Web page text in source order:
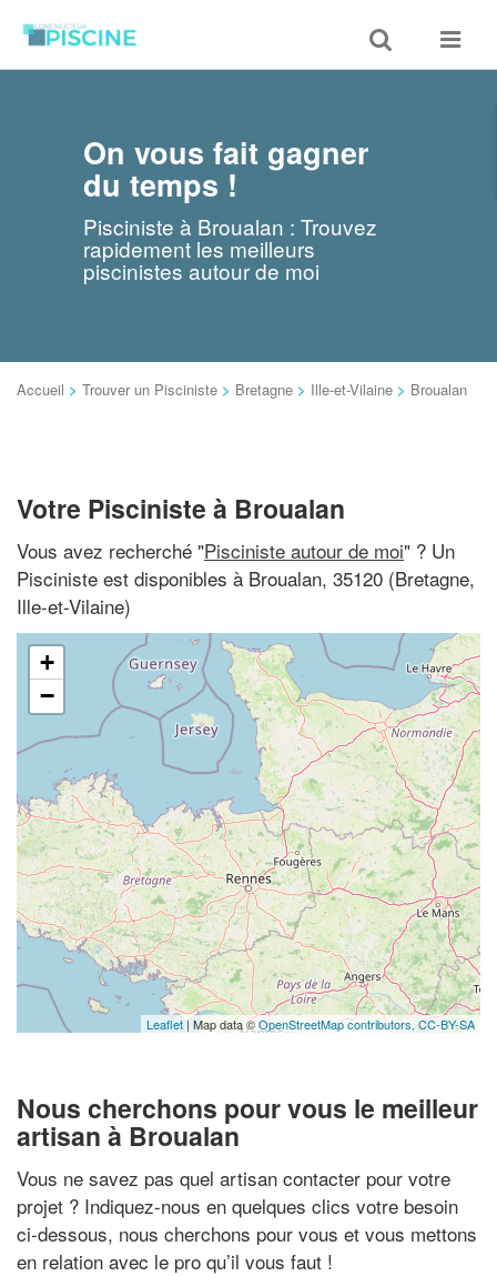
Toggle
search
Toggle
On vous fait gagner
du temps !
Pisciniste à Broualan : Trouvez
rapidement les meilleurs
piscinistes autour de moi
Accueil > Trouver un Pisciniste > Bretagne > Ille-et-Vilaine > Broualan
Votre Pisciniste à Broualan
Vous avez recherché "Pisciniste autour de moi" ? Un
Pisciniste est disponibles à Broualan, 35120 (Bretagne,
Ille-et-Vilaine)
+
−
Leaflet | Map data ©OpenStreetMap contributors, CC-BY-SA
Nous cherchons pour vous le meilleur
artisan à Broualan
Vous ne savez pas quel artisan contacter pour votre
projet ? Indiquez-nous en quelques clics votre besoin
ci-dessous, nous cherchons pour vous et vous mettons
en relation avec le pro qu’il vous faut !